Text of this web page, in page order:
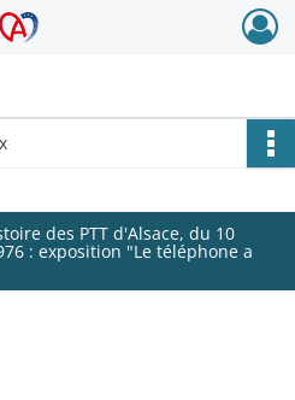
Alsace - Colmar
des PTT d'Alsace, du 10
: exposition "Le téléphone a